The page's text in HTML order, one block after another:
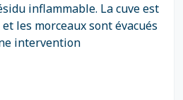
inflammable. La cuve est
les morceaux sont évacués
intervention